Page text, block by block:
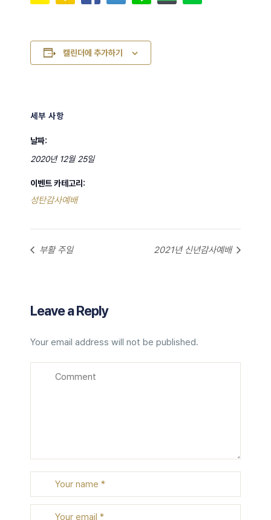
캘린더에 추가하기
세부 사항
날짜:
2020년 12월 25일
이벤트 카테고리:
성탄감사예배
부활 주일 2021년 신년감사예배
Leave a Reply
Your email address will not be published.